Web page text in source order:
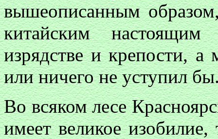
вышеописанным
китайским
изрядстве и крепости,
или ничего не уступил
Во всяком лесе
имеет великое